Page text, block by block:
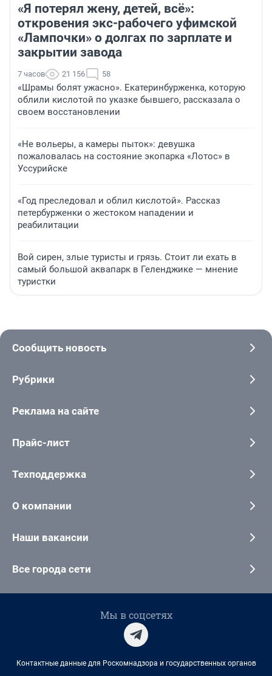
«Я потерял жену, детей, всё»:
откровения экс-рабочего уфимской
«Лампочки» о долгах по зарплате и
закрытии завода
7 часов 21 156 58
«Шрамы болят ужасно». Екатеринбурженка, которую
облили кислотой по указке бывшего, рассказала о
своем восстановлении
«Не вольеры, а камеры пыток»: девушка
пожаловалась на состояние экопарка «Лотос» в
Уссурийске
«Год преследовал и облил кислотой». Рассказ
петербурженки о жестоком нападении и
реабилитации
Вой сирен, злые туристы и грязь. Стоит ли ехать в
самый большой аквапарк в Геленджике — мнение
туристки
Сообщить новость
Рубрики
Реклама на сайте
Прайс-лист
Техподдержка
О компании
Наши вакансии
Все города сети
Мы в соцсетях
Контактные данные для Роскомнадзора и государственных органов